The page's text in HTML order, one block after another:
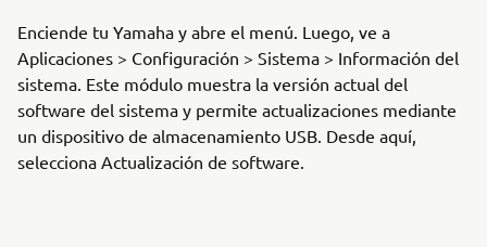
Enciende tu Yamaha y abre el menú. Luego, ve a
Aplicaciones > Configuración > Sistema > Información del
sistema. Este módulo muestra la versión actual del
software del sistema y permite actualizaciones mediante
un dispositivo de almacenamiento USB. Desde aquí,
selecciona Actualización de software.